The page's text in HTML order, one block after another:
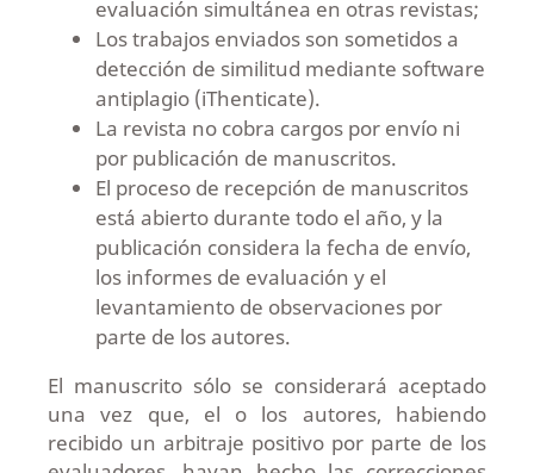
evaluación simultánea en otras revistas;
Los trabajos enviados son sometidos a
detección de similitud mediante software
antiplagio (iThenticate).
La revista no cobra cargos por envío ni
por publicación de manuscritos.
El proceso de recepción de manuscritos
está abierto durante todo el año, y la
publicación considera la fecha de envío,
los informes de evaluación y el
levantamiento de observaciones por
parte de los autores.
El manuscrito sólo se considerará aceptado
una vez que, el o los autores, habiendo
recibido un arbitraje positivo por parte de los